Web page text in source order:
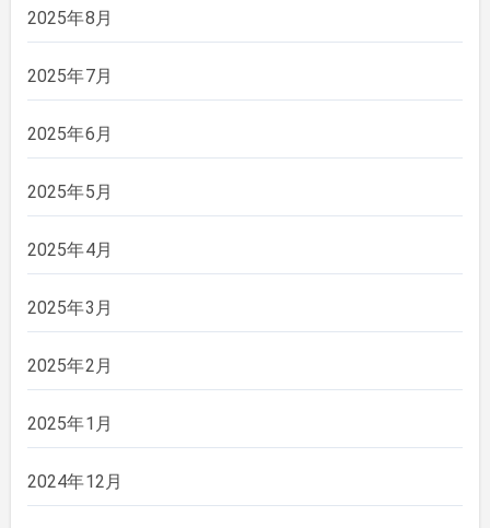
2025年8月
2025年7月
2025年6月
2025年5月
2025年4月
2025年3月
2025年2月
2025年1月
2024年12月